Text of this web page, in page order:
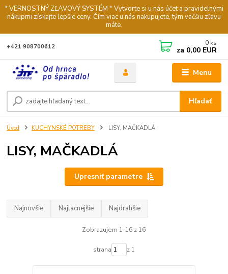
* VERNOSTNÝ ZĽAVOVÝ SYSTÉM * Vytvorte si u nás účet a pravidelnými
nákupmi získajte lepšie ceny. Čím viac u nás nakupujete, tým väčšiu zľavu
máte.
Menu
Hľadať
+421 908700612 0 ks
za 0,00 EUR
Úvod KUCHYNSKÉ POTREBY LISY, MAČKADLÁ
LISY, MAČKADLÁ
Upresniť parametre
Najnovšie Najlacnejšie Najdrahšie
Zobrazujem 1-16 z 16
strana z 1